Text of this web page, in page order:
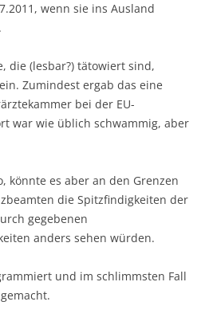
wenn sie ins Ausland
die (lesbar?) tätowiert sind,
Zumindest ergab das eine
bei der EU-
war wie üblich schwammig, aber
könnte es aber an den Grenzen
die Spitzfindigkeiten der
gegebenen
anders sehen würden.
und im schlimmsten Fall